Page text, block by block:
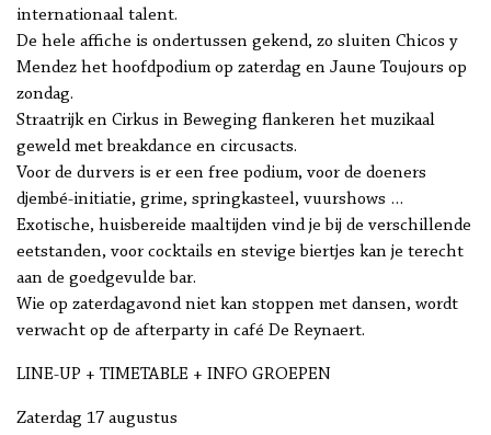
internationaal talent.
De hele affiche is ondertussen gekend, zo sluiten Chicos y
Mendez het hoofdpodium op zaterdag en Jaune Toujours op
zondag.
Straatrijk en Cirkus in Beweging flankeren het muzikaal
geweld met breakdance en circusacts.
Voor de durvers is er een free podium, voor de doeners
djembé-initiatie, grime, springkasteel, vuurshows …
Exotische, huisbereide maaltijden vind je bij de verschillende
eetstanden, voor cocktails en stevige biertjes kan je terecht
aan de goedgevulde bar.
Wie op zaterdagavond niet kan stoppen met dansen, wordt
verwacht op de afterparty in café De Reynaert.
LINE-UP + TIMETABLE + INFO GROEPEN
Zaterdag 17 augustus